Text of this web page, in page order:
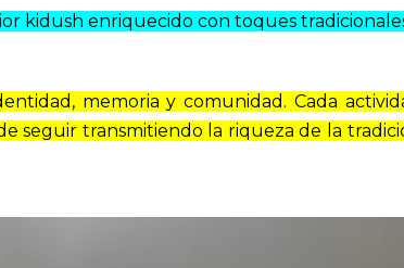
kidush enriquecido con toques
memoria y comunidad. Cada
seguir transmitiendo la riqueza de la